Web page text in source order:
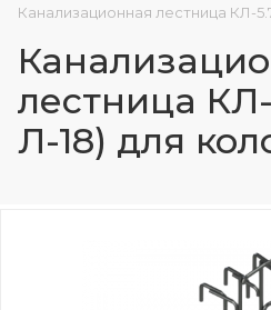
Канализационная лестница КЛ-
лестница КЛ-
Л-18) для